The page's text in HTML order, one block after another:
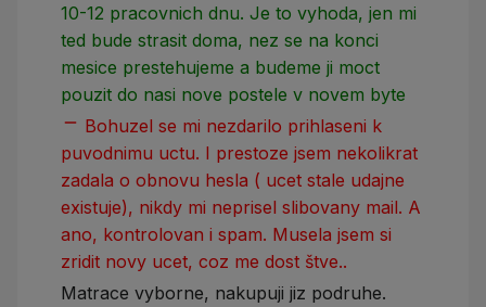
10-12 pracovnich dnu. Je to vyhoda, jen mi
ted bude strasit doma, nez se na konci
mesice prestehujeme a budeme ji moct
pouzit do nasi nove postele v novem byte
remove Bohuzel se mi nezdarilo prihlaseni k
puvodnimu uctu. I prestoze jsem nekolikrat
zadala o obnovu hesla ( ucet stale udajne
existuje), nikdy mi neprisel slibovany mail. A
ano, kontrolovan i spam. Musela jsem si
zridit novy ucet, coz me dost štve..
Matrace vyborne, nakupuji jiz podruhe.